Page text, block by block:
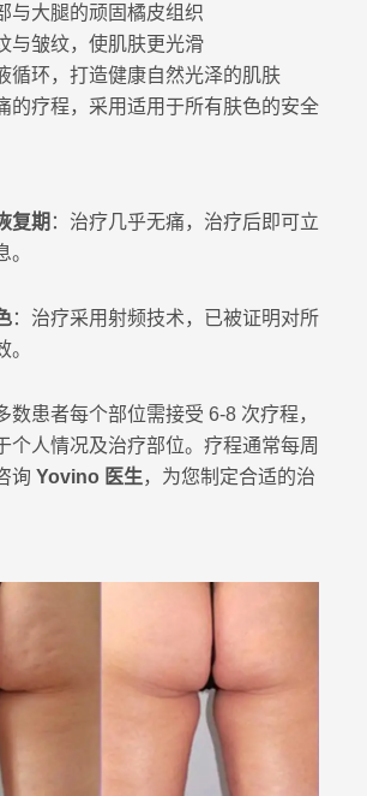
与大腿的顽固橘皮组织
与皱纹，使肌肤更光滑
循环，打造健康自然光泽的肌肤
的疗程，采用适用于所有肤色的安全
复期 ：治疗几乎无痛，治疗后即可立
。
：治疗采用射频技术，已被证明对所
数患者每个部位需接受 6-8 次疗程，
个人情况及治疗部位。疗程通常每周
询 Yovino 医生，为您制定合适的治